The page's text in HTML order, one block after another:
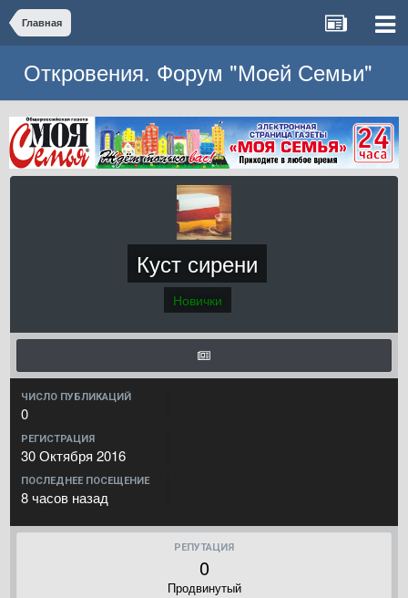
Главная
Откровения. Форум "Моей Семьи"
Куст сирени
Новички
ЧИСЛО ПУБЛИКАЦИЙ
0
РЕГИСТРАЦИЯ
30 Октября 2016
ПОСЛЕДНЕЕ ПОСЕЩЕНИЕ
8 часов назад
РЕПУТАЦИЯ
0
Продвинутый